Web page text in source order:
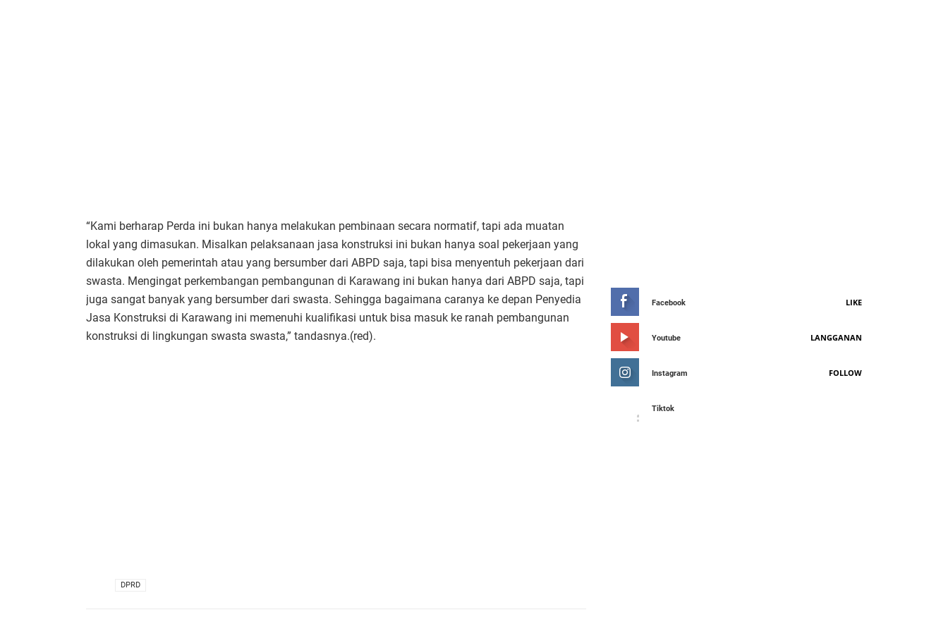
“Kami berharap Perda ini bukan hanya melakukan pembinaan secara normatif, tapi ada muatan
lokal yang dimasukan. Misalkan pelaksanaan jasa konstruksi ini bukan hanya soal pekerjaan yang
dilakukan oleh pemerintah atau yang bersumber dari ABPD saja, tapi bisa menyentuh pekerjaan dari
swasta. Mengingat perkembangan pembangunan di Karawang ini bukan hanya dari ABPD saja, tapi
juga sangat banyak yang bersumber dari swasta. Sehingga bagaimana caranya ke depan Penyedia
Jasa Konstruksi di Karawang ini memenuhi kualifikasi untuk bisa masuk ke ranah pembangunan
konstruksi di lingkungan swasta swasta,” tandasnya.(red).
DPRD
Facebook LIKE
Youtube LANGGANAN
Instagram FOLLOW
Tiktok